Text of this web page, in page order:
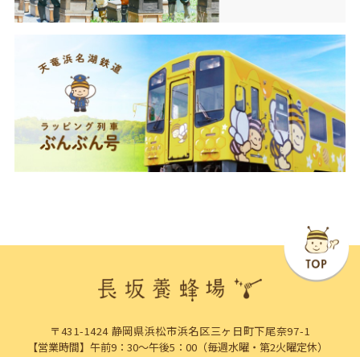
〒431-1424 静岡県浜松市浜名区三ヶ日町下尾奈97-1
【営業時間】午前9：30～午後5：00（毎週水曜・第2火曜定休）